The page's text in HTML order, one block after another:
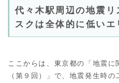
代々木駅周辺の地震リ
スクは全体的に低いエ
ここからは、東京都の「地震に
（第９回）」で、地震発生時